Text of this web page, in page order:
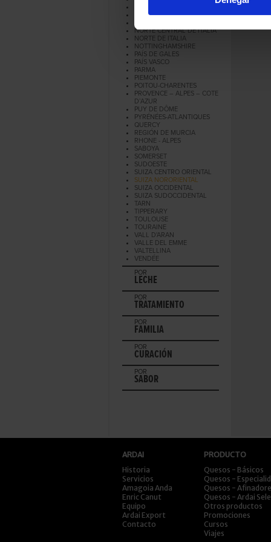
NAVARRA
NORTE CENTRAL DE ITALIA
NORTE DE ITALIA
NOTTINGHAMSHIRE
PAÍS DE GALES
PAÍS VASCO
PARMA
PIEMONTE
POITOU-CHARENTES
PROVENCE – ALPES – COTE
D’AZUR
PUY DE DÔME
PYRÉNÉES-ATLANTIQUES
QUERCY
REGIÓN DE MURCIA
RHONE - ALPES
SABOYA
SOMERSET
SUDOESTE
SUIZA CENTRO ORIENTAL
SUIZA NORORIENTAL
SUIZA OCCIDENTAL
SUIZA SUDOCCIDENTAL
TARN
TIPPERARY
TOULOUSE
TOURAINE
VALL D'ARAN
VALLE DEL EMME
VALTELLINA
VENDÉE
POR
LECHE
POR
TRATAMIENTO
POR
FAMILIA
POR
CURACIÓN
POR
SABOR
ARDAI
Historia
Servicios
Amagoia Anda
Enric Canut
Equipo
Ardai Export
Contacto
PRODUCTO
Quesos - Básicos
Quesos -
Quesos -
Quesos - Ardai
Otros productos
Promociones
Cursos
Viajes